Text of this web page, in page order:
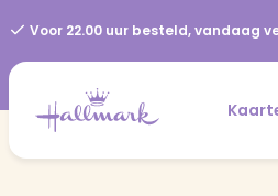
Voor 22.00 uur besteld, vandaag